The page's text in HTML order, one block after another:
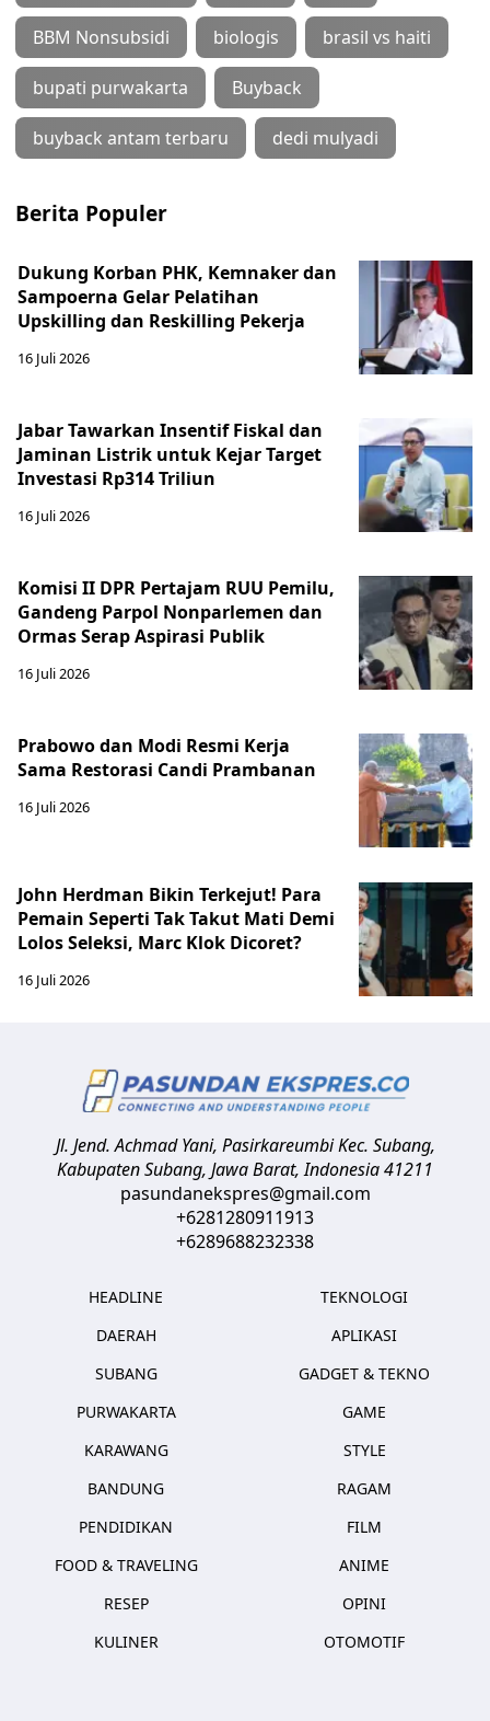
BBM Nonsubsidi biologis brasil vs haiti
bupati purwakarta Buyback
buyback antam terbaru dedi mulyadi
Berita Populer
Dukung Korban PHK, Kemnaker dan
Sampoerna Gelar Pelatihan
Upskilling dan Reskilling Pekerja
16 Juli 2026
Jabar Tawarkan Insentif Fiskal dan
Jaminan Listrik untuk Kejar Target
Investasi Rp314 Triliun
16 Juli 2026
Komisi II DPR Pertajam RUU Pemilu,
Gandeng Parpol Nonparlemen dan
Ormas Serap Aspirasi Publik
16 Juli 2026
Prabowo dan Modi Resmi Kerja
Sama Restorasi Candi Prambanan
16 Juli 2026
John Herdman Bikin Terkejut! Para
Pemain Seperti Tak Takut Mati Demi
Lolos Seleksi, Marc Klok Dicoret?
16 Juli 2026
Jl. Jend. Achmad Yani, Pasirkareumbi Kec. Subang,
Kabupaten Subang, Jawa Barat,Indonesia41211
pasundanekspres@gmail.com
+6281280911913
+6289688232338
HEADLINE
DAERAH
SUBANG
PURWAKARTA
KARAWANG
BANDUNG
PENDIDIKAN
FOOD & TRAVELING
RESEP
KULINER
TEKNOLOGI
APLIKASI
GADGET & TEKNO
GAME
STYLE
RAGAM
FILM
ANIME
OPINI
OTOMOTIF